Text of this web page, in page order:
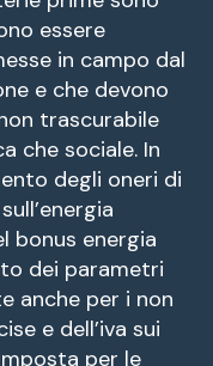
essere
in campo dal
e che devono
trascurabile
che sociale. In
degli oneri di
bonus energia
dei parametri
anche per i non
e dell’iva sui
per le